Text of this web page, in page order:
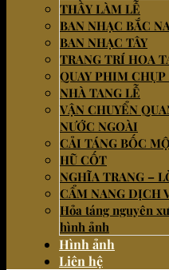
THẦY LÀM LỄ
BAN NHẠC BẮC
BAN NHẠC TÂY
TRANG TRÍ HOA
QUAY PHIM
NHÀ TANG LỄ
VẬN CHUYỂN
NƯỚC NGOÀI
CẢI TÁNG BỐC
HŨ CỐT
NGHĨA TRANG –
CẨM NANG DỊCH
Hỏa táng nguyên
hình ảnh
Hình ảnh
Liên hệ